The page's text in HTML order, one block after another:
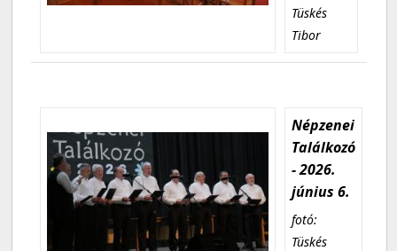
Tüskés
Tibor
Népzenei
Találkozó
- 2026.
június 6.
fotó:
Tüskés